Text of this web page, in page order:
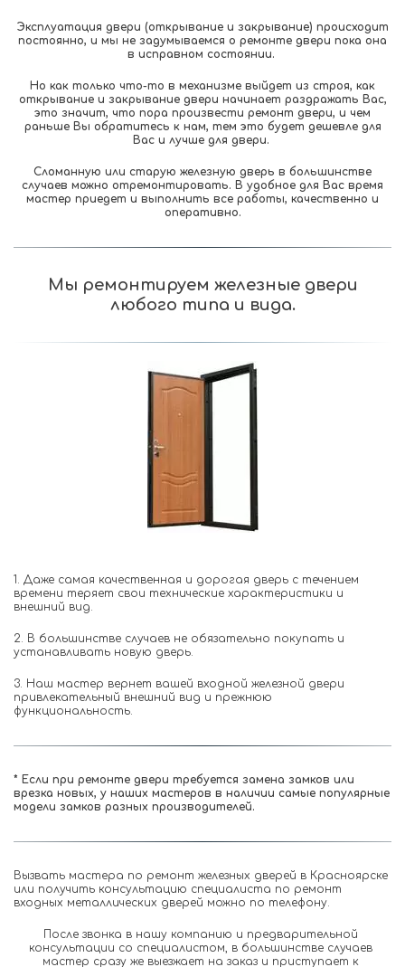
Эксплуатация двери (открывание и закрывание) происходит
постоянно, и мы не задумываемся о ремонте двери пока она
в исправном состоянии.
Но как только что-то в механизме выйдет из строя, как
открывание и закрывание двери начинает раздражать Вас,
это значит, что пора произвести ремонт двери, и чем
раньше Вы обратитесь к нам, тем это будет дешевле для
Вас и лучше для двери.
Сломанную или старую железную дверь в большинстве
случаев можно отремонтировать. В удобное для Вас время
мастер приедет и выполнить все работы, качественно и
оперативно.
Мы ремонтируем железные двери
любого типа и вида.
1. Даже самая качественная и дорогая дверь с течением
времени теряет свои технические характеристики и
внешний вид.
2. В большинстве случаев не обязательно покупать и
устанавливать новую дверь.
3. Наш мастер вернет вашей входной железной двери
привлекательный внешний вид и прежнюю
функциональность.
* Если при ремонте двери требуется замена замков или
врезка новых, у наших мастеров в наличии самые популярные
модели замков разных производителей.
Вызвать мастера по ремонт железных дверей в Красноярске
или получить консультацию специалиста по ремонт
входных металлических дверей можно по телефону.
После звонка в нашу компанию и предварительной
консультации со специалистом, в большинстве случаев
мастер сразу же выезжает на заказ и приступает к